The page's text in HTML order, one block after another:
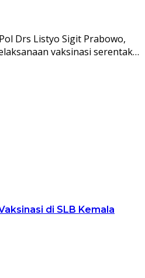
Drs Listyo Sigit Prabowo,
vaksinasi serentak…
di SLB Kemala